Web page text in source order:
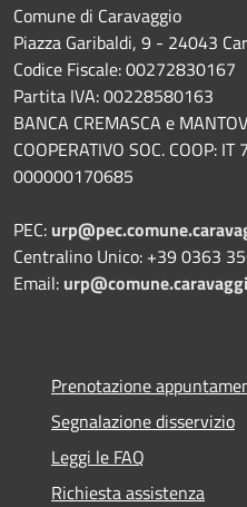
Comune di Caravaggio
Piazza Garibaldi, 9 - 24043
Codice Fiscale: 00272830167
Partita IVA: 00228580163
BANCA CREMASCA e
COOPERATIVO SOC. COOP:
000000170685
PEC:
Centralino Unico: +39 0363
Email:
Prenotazione
Segnalazione disservizio
Leggi le FAQ
Richiesta assistenza